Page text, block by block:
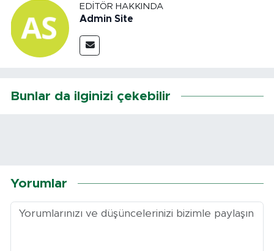
EDITÖR HAKKINDA
Admin Site
Bunlar da ilginizi çekebilir
Yorumlar